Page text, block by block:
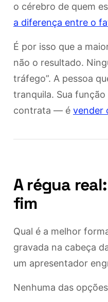
o cérebro de quem
a diferença entre o
É por isso que a
não o resultado.
tráfego”. A pessoa
tranquila. Sua
contrata — é vender
A régua
fim
Qual é a melhor
gravada na cabeça
um apresentador
Nenhuma das